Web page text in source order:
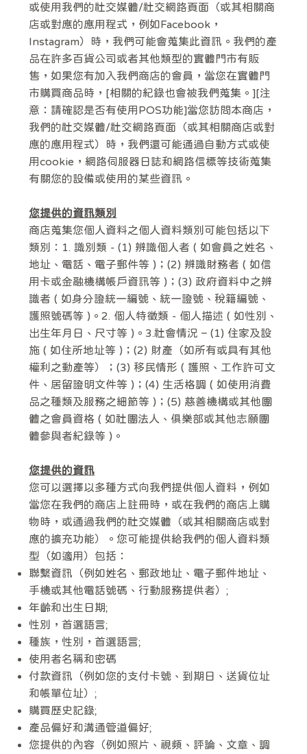
或使用我們的社交媒體/社交網路頁面（或其相關商
店或對應的應用程式，例如Facebook，
Instagram）時，我們可能會蒐集此資訊。我們的產
品在許多百貨公司或者其他類型的實體門市有販
售，如果您有加入我們商店的會員，當您在實體門
市購買商品時，[相關的紀錄也會被我們蒐集。][注
意：請確認是否有使用POS功能]當您訪問本商店，
我們的社交媒體/社交網路頁面（或其相關商店或對
應的應用程式）時，我們還可能通過自動方式或使
用cookie，網路伺服器日誌和網路信標等技術蒐集
有關您的設備或使用的某些資訊。
您提供的資訊類別
商店蒐集您個人資料之個人資料類別可能包括以下
類別：1. 識別類 - (1) 辨識個人者 ( 如會員之姓名、
地址、電話、電子郵件等 )；(2) 辨識財務者 ( 如信
用卡或金融機構帳戶資訊等 )；(3) 政府資料中之辨
識者 ( 如身分證統一編號、統一證號、稅籍編號、
護照號碼等 )。2. 個人特徵類 - 個人描述 ( 如性別、
出生年月日、尺寸等 )。3.社會情況 – (1) 住家及設
施 ( 如住所地址等 )；(2) 財產（如所有或具有其他
權利之動產等）；(3) 移民情形 ( 護照、工作許可文
件、居留證明文件等 )；(4) 生活格調 ( 如使用消費
品之種類及服務之細節等 )；(5) 慈善機構或其他團
體之會員資格 ( 如社團法人、俱樂部或其他志願團
體參與者紀錄等 )。
您提供的資訊
您可以選擇以多種方式向我們提供個人資料，例如
當您在我們的商店上註冊時，或在我們的商店上購
物時，或通過我們的社交媒體（或其相關商店或對
應的擴充功能）。您可能提供給我們的個人資料類
型（如適用）包括：
聯繫資訊（例如姓名、郵政地址、電子郵件地址、
手機或其他電話號碼、行動服務提供者）;
年齡和出生日期;
性別，首選語言;
種族，性別，首選語言;
使用者名稱和密碼
付款資訊（例如您的支付卡號、到期日、送貨位址
和帳單位址）;
購買歷史記錄;
產品偏好和溝通管道偏好;
您提供的內容（例如照片、視頻、評論、文章、調